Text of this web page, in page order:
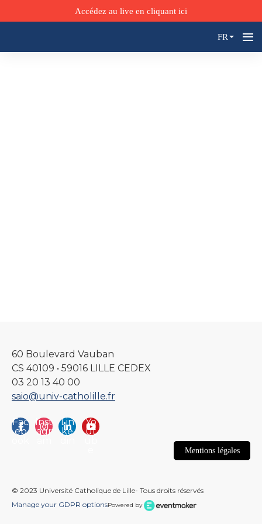
Accédez au live en cliquant ici
FR
60 Boulevard Vauban
CS 40109 • 59016 LILLE CEDEX
03 20 13 40 00
saio@univ-catholille.fr
Fac
eb
Inst
agr
Lin
ke
Yo
ut
Mentions légales
© 2023 Université Catholique de Lille- Tous droits réservés
Manage your GDPR optionsPowered by